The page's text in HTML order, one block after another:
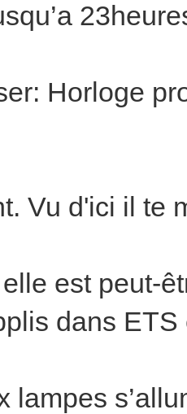
Horloge
Vu d'ici il te
est peut-
dans